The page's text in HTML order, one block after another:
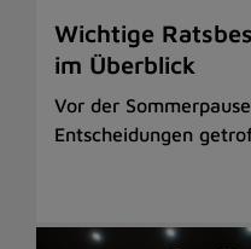
Wichtige
im Überblick
Vor der
Entscheidungen